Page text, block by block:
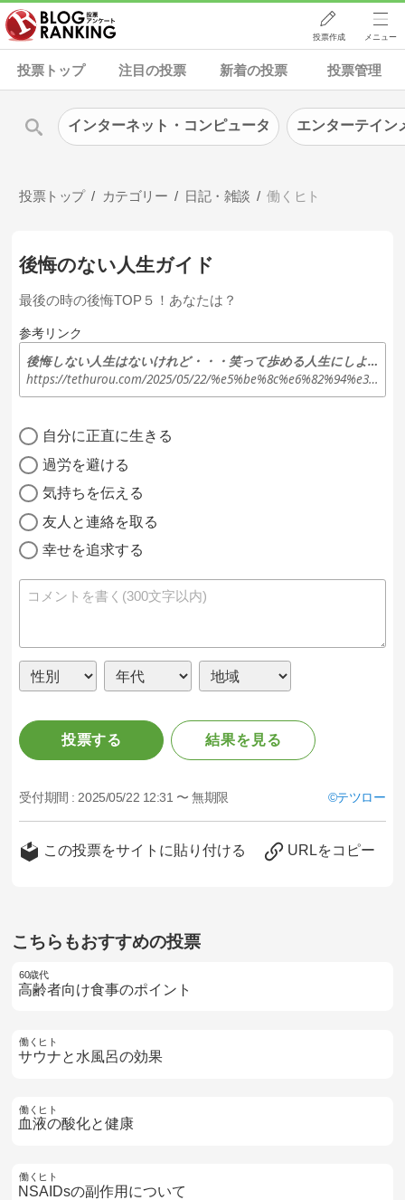
投票作成 メニュー
投票トップ 注目の投票 新着の投票 投票管理
投票トップ カテゴリー 日記・雑談 働くヒト
後悔のない人生ガイド
最後の時の後悔TOP５！あなたは？
参考リンク
後悔しない人生はないけれど・・・笑って歩める人生にしよう
https://tethurou.com/2025/05/22/%e5%be%8c%e6%82%94%e3%81%97%e3%81%aa%e3%81%84%e4%ba%ba%e7%94%9f%e3%81%af%e3%81%aa%e3%81%84%e3%81%91%e3%82%8c%e3%81%a9%e3%83%bb%e3%83%bb%e3%83%bb%e7%ac%91%e3%81%a3%e3%81%a6%e6%ad%a9%e3%82%81%e3%82%8b/
自分に正直に生きる
過労を避ける
気持ちを伝える
友人と連絡を取る
幸せを追求する
投票する 結果を見る
受付期間 : 2025/05/22 12:31 〜 無期限 テツロー
この投票をサイトに貼り付ける URLをコピー
こちらもおすすめの投票
60歳代
高齢者向け食事のポイント
働くヒト
サウナと水風呂の効果
働くヒト
血液の酸化と健康
働くヒト
NSAIDsの副作用について
インターネット・コンピュータ エンターテイン